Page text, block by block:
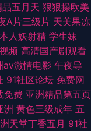
五月天 狠狠操欧美
A片三级片 天美果冻
人妖射精 学生妹
频 高清国产剧观看
av激情电影 午夜导
91社区论坛 免费网
免费 亚洲精品第五页
洲 黄色三级成年 五
天堂丁香五月 91社